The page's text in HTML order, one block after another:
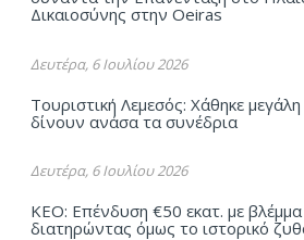
Δικαιοσύνης στην Oeiras
Δευτέρα, 6 Ιουλίου 2026
Τουριστική Λεμεσός: Χάθηκε
δίνουν ανάσα τα συνέδρια
Δευτέρα, 6 Ιουλίου 2026
ΚΕΟ: Επένδυση €50 εκατ. με
διατηρώντας όμως το ιστορικό